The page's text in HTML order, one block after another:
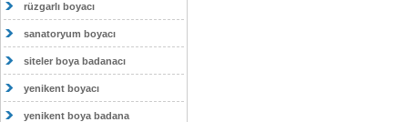
rüzgarlı boyacı
sanatoryum boyacı
siteler boya badanacı
yenikent boyacı
yenikent boya badana